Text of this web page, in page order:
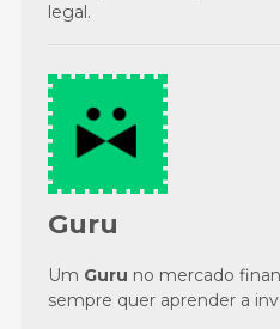
legal.
Guru
Um Guru no mercado
sempre quer aprender a